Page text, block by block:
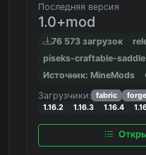
Последняя версия
1.0+mod
76 573 загрузок
piseks-craftable-
Источник: MineMods
Загрузчики: fabric forge
1.16.2
1.16.3 1.16.4